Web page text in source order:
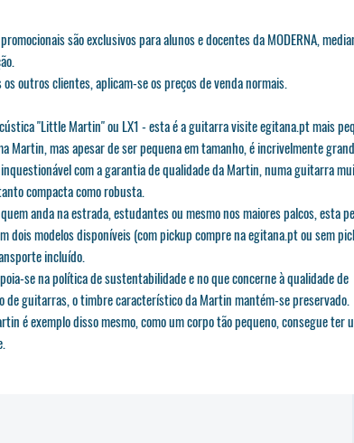
são exclusivos para alunos e docentes da MODERNA,
os outros clientes, aplicam-se os preços de venda normais.
"Little Martin" ou LX1 - esta é a guitarra visite egitana.pt mais
Martin, mas apesar de ser pequena em tamanho, é incrivelmente
com a garantia de qualidade da Martin, numa guitarra
compacta como robusta.
anda na estrada, estudantes ou mesmo nos maiores palcos, esta
dois modelos disponíveis (com pickup compre na egitana.pt ou sem
incluído.
se na política de sustentabilidade e no que concerne à qualidade de
de guitarras, o timbre característico da Martin mantém-se preservado.
é exemplo disso mesmo, como um corpo tão pequeno, consegue ter